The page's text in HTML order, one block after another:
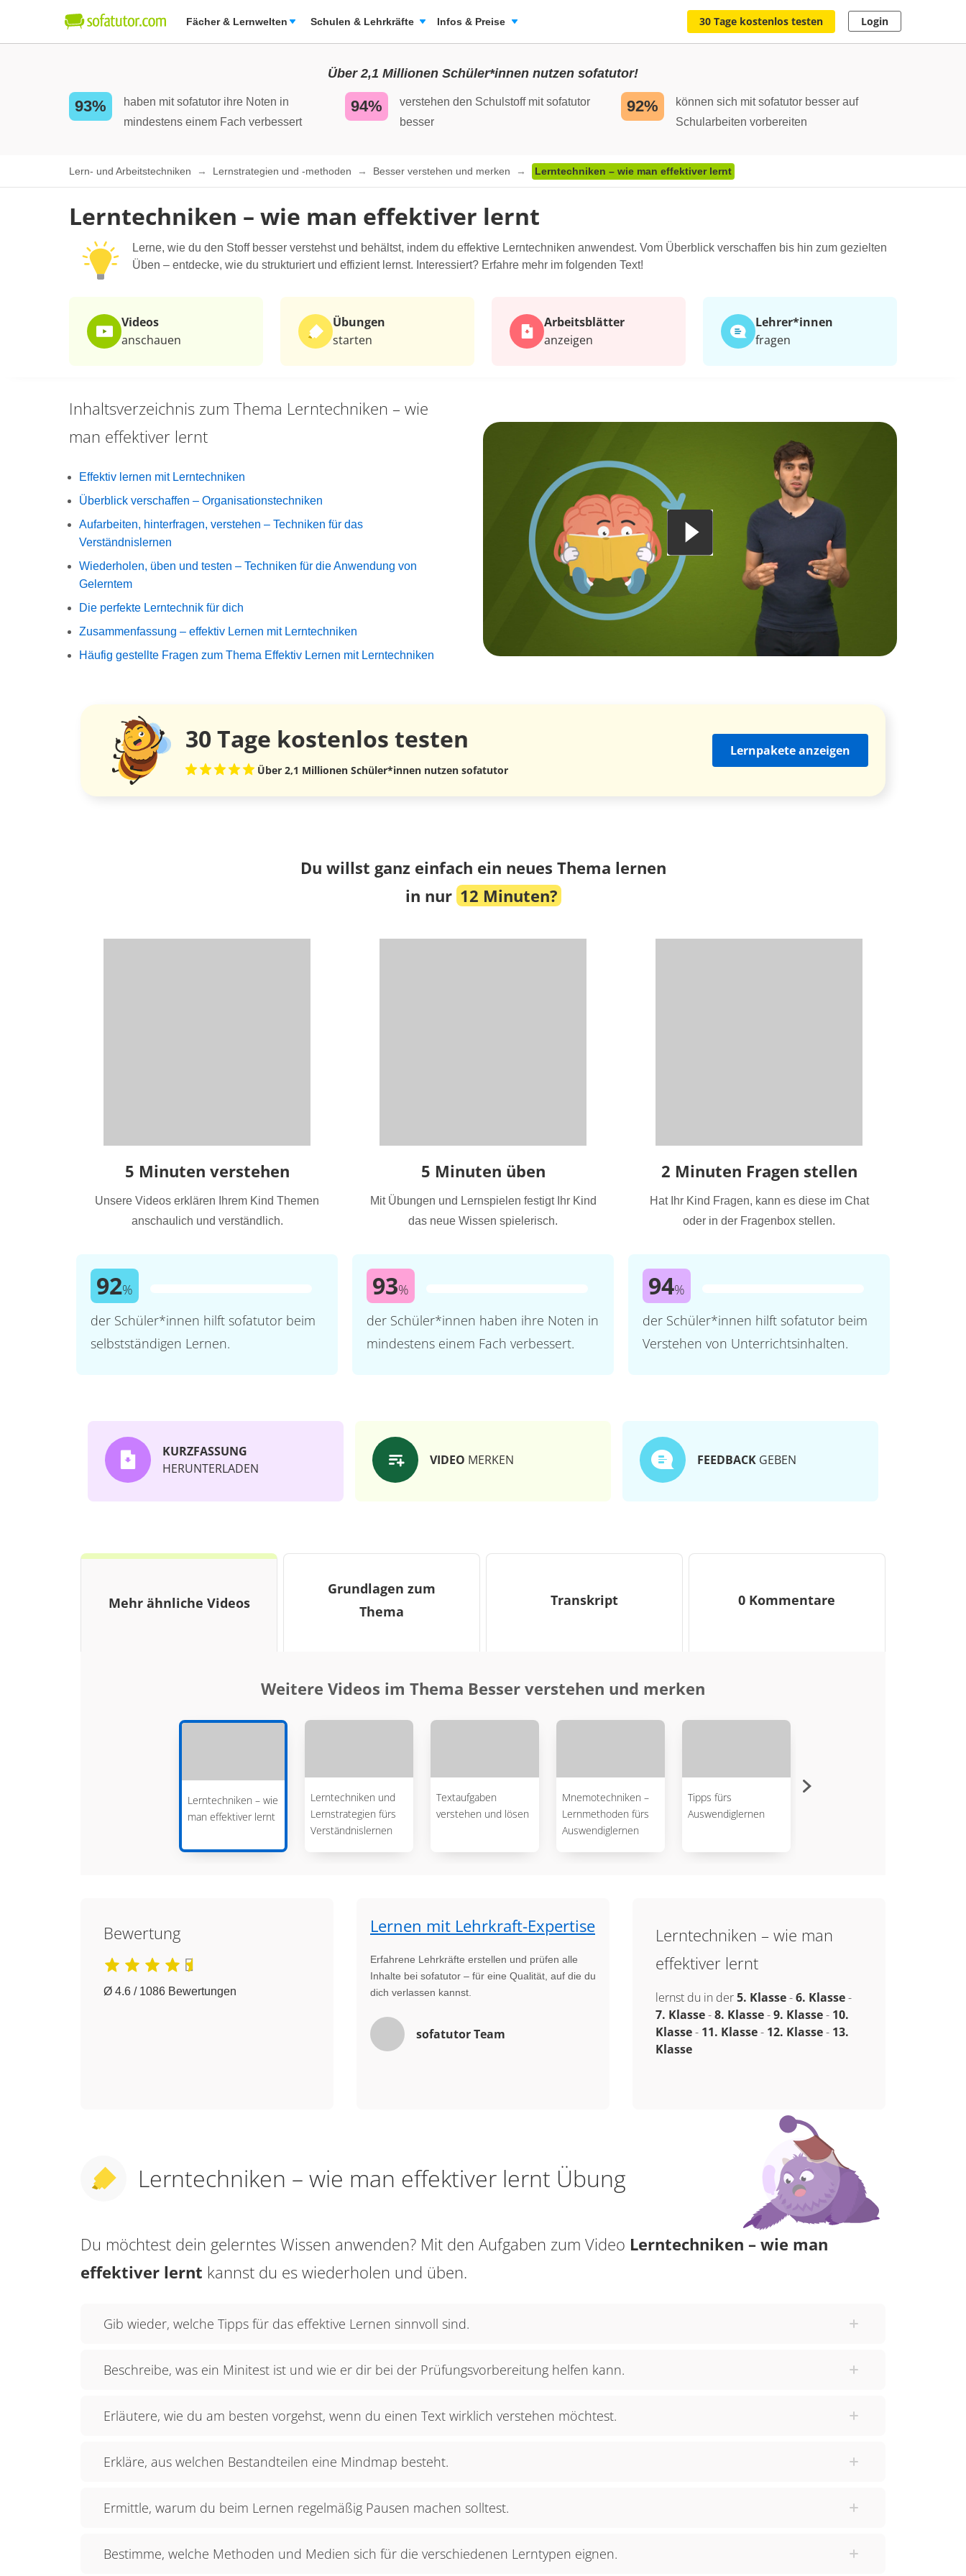
Fächer & Lernwelten Schulen & Lehrkräfte Infos & Preise 30 Tage kostenlos testen Login
Über 2,1 Millionen Schüler*innen nutzen sofatutor!
93%
haben mit sofatutor ihre Noten in
mindestens einem Fach verbessert
94%
verstehen den Schulstoff mit sofatutor
besser
92%
können sich mit sofatutor besser auf
Schularbeiten vorbereiten
Lern- und Arbeitstechniken Lernstrategien und -methoden Besser verstehen und merken Lerntechniken – wie man effektiver lernt
Lerntechniken – wie man effektiver lernt
Lerne, wie du den Stoff besser verstehst und behältst, indem du effektive Lerntechniken anwendest. Vom Überblick verschaffen bis hin zum gezielten
Üben – entdecke, wie du strukturiert und effizient lernst. Interessiert? Erfahre mehr im folgenden Text!
Videos
anschauen
Übungen
starten
Arbeits­blätter
anzeigen
Lehrer*​innen
fragen
Inhaltsverzeichnis zum Thema Lerntechniken – wie
man effektiver lernt
Effektiv lernen mit Lerntechniken
Überblick verschaffen – Organisationstechniken
Aufarbeiten, hinterfragen, verstehen – Techniken für das
Verständnislernen
Wiederholen, üben und testen – Techniken für die Anwendung von
Gelerntem
Die perfekte Lerntechnik für dich
Zusammenfassung – effektiv Lernen mit Lerntechniken
Häufig gestellte Fragen zum Thema Effektiv Lernen mit Lerntechniken
30 Tage kostenlos testen
Über 2,1 Millionen Schüler*innen nutzen sofatutor
Lernpakete anzeigen
Du willst ganz einfach ein neues Thema lernen
in nur 12 Minuten?
5 Minuten verstehen
Unsere Videos erklären Ihrem Kind Themen
anschaulich und verständlich.
92%
der Schüler*innen hilft sofatutor beim
selbstständigen Lernen.
5 Minuten üben
Mit Übungen und Lernspielen festigt Ihr Kind
das neue Wissen spielerisch.
93%
der Schüler*innen haben ihre Noten in
mindestens einem Fach verbessert.
2 Minuten Fragen stellen
Hat Ihr Kind Fragen, kann es diese im Chat
oder in der Fragenbox stellen.
94%
der Schüler*innen hilft sofatutor beim
Verstehen von Unterrichtsinhalten.
KURZFASSUNG
HERUNTERLADEN
VIDEO MERKEN FEEDBACK GEBEN
Mehr ähnliche Videos
Grundlagen zum
Thema
Transkript 0 Kommentare
Weitere Videos im Thema Besser verstehen und merken
Lerntechniken – wie
man effektiver lernt
Lerntechniken und
Lernstrategien fürs
Verständnislernen
Textaufgaben
verstehen und lösen
Mnemotechniken –
Lernmethoden fürs
Auswendiglernen
Tipps fürs
Auswendiglernen
Bewertung
Ø 4.6 / 1086 Bewertungen
Lernen mit Lehrkraft-Expertise
Erfahrene Lehrkräfte erstellen und prüfen alle
Inhalte bei sofatutor – für eine Qualität, auf die du
dich verlassen kannst.
sofatutor Team
Lerntechniken – wie man
effektiver lernt
lernst du in der5. Klasse-6. Klasse-
7. Klasse-8. Klasse-9. Klasse- 10.
Klasse- 11. Klasse- 12. Klasse- 13.
Klasse
Lerntechniken – wie man effektiver lernt Übung
Du möchtest dein gelerntes Wissen anwenden? Mit den Aufgaben zum Video Lerntechniken – wie man
effektiver lernt kannst du es wiederholen und üben.
Gib wieder, welche Tipps für das effektive Lernen sinnvoll sind.
Beschreibe, was ein Minitest ist und wie er dir bei der Prüfungsvorbereitung helfen kann.
Erläutere, wie du am besten vorgehst, wenn du einen Text wirklich verstehen möchtest.
Erkläre, aus welchen Bestandteilen eine Mindmap besteht.
Ermittle, warum du beim Lernen regelmäßig Pausen machen solltest.
Bestimme, welche Methoden und Medien sich für die verschiedenen Lerntypen eignen.